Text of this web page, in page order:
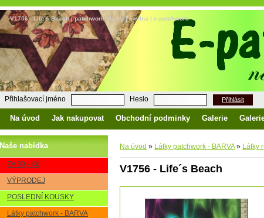
V1756 - Life´s Beach | patchwork | látky | bavlna | e-patchwork
Přihlašovací jméno Heslo Přihlásit
Na úvod Jak nakupovat Obchodní podminky Galerie
Naše nabídka
ZA 80,- Kč
VÝPRODEJ
POSLEDNÍ KOUSKY
Látky patchwork - BARVA
Na úvod » Látky patchwork - BARVA » Látky
V1756 - Life´s Beach